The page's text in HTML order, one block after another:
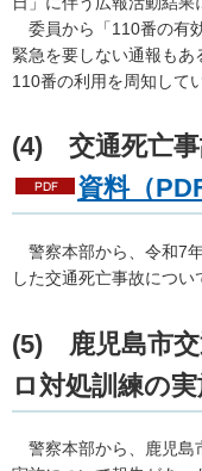
委員から「110番の有
緊急を要しない通報も
110番の利用を周知して
(4) 交通死亡
資料（
警察本部から、令和7
した交通死亡事故につい
(5) 鹿児島市
ロ対処訓練の実
警察本部から、鹿児島